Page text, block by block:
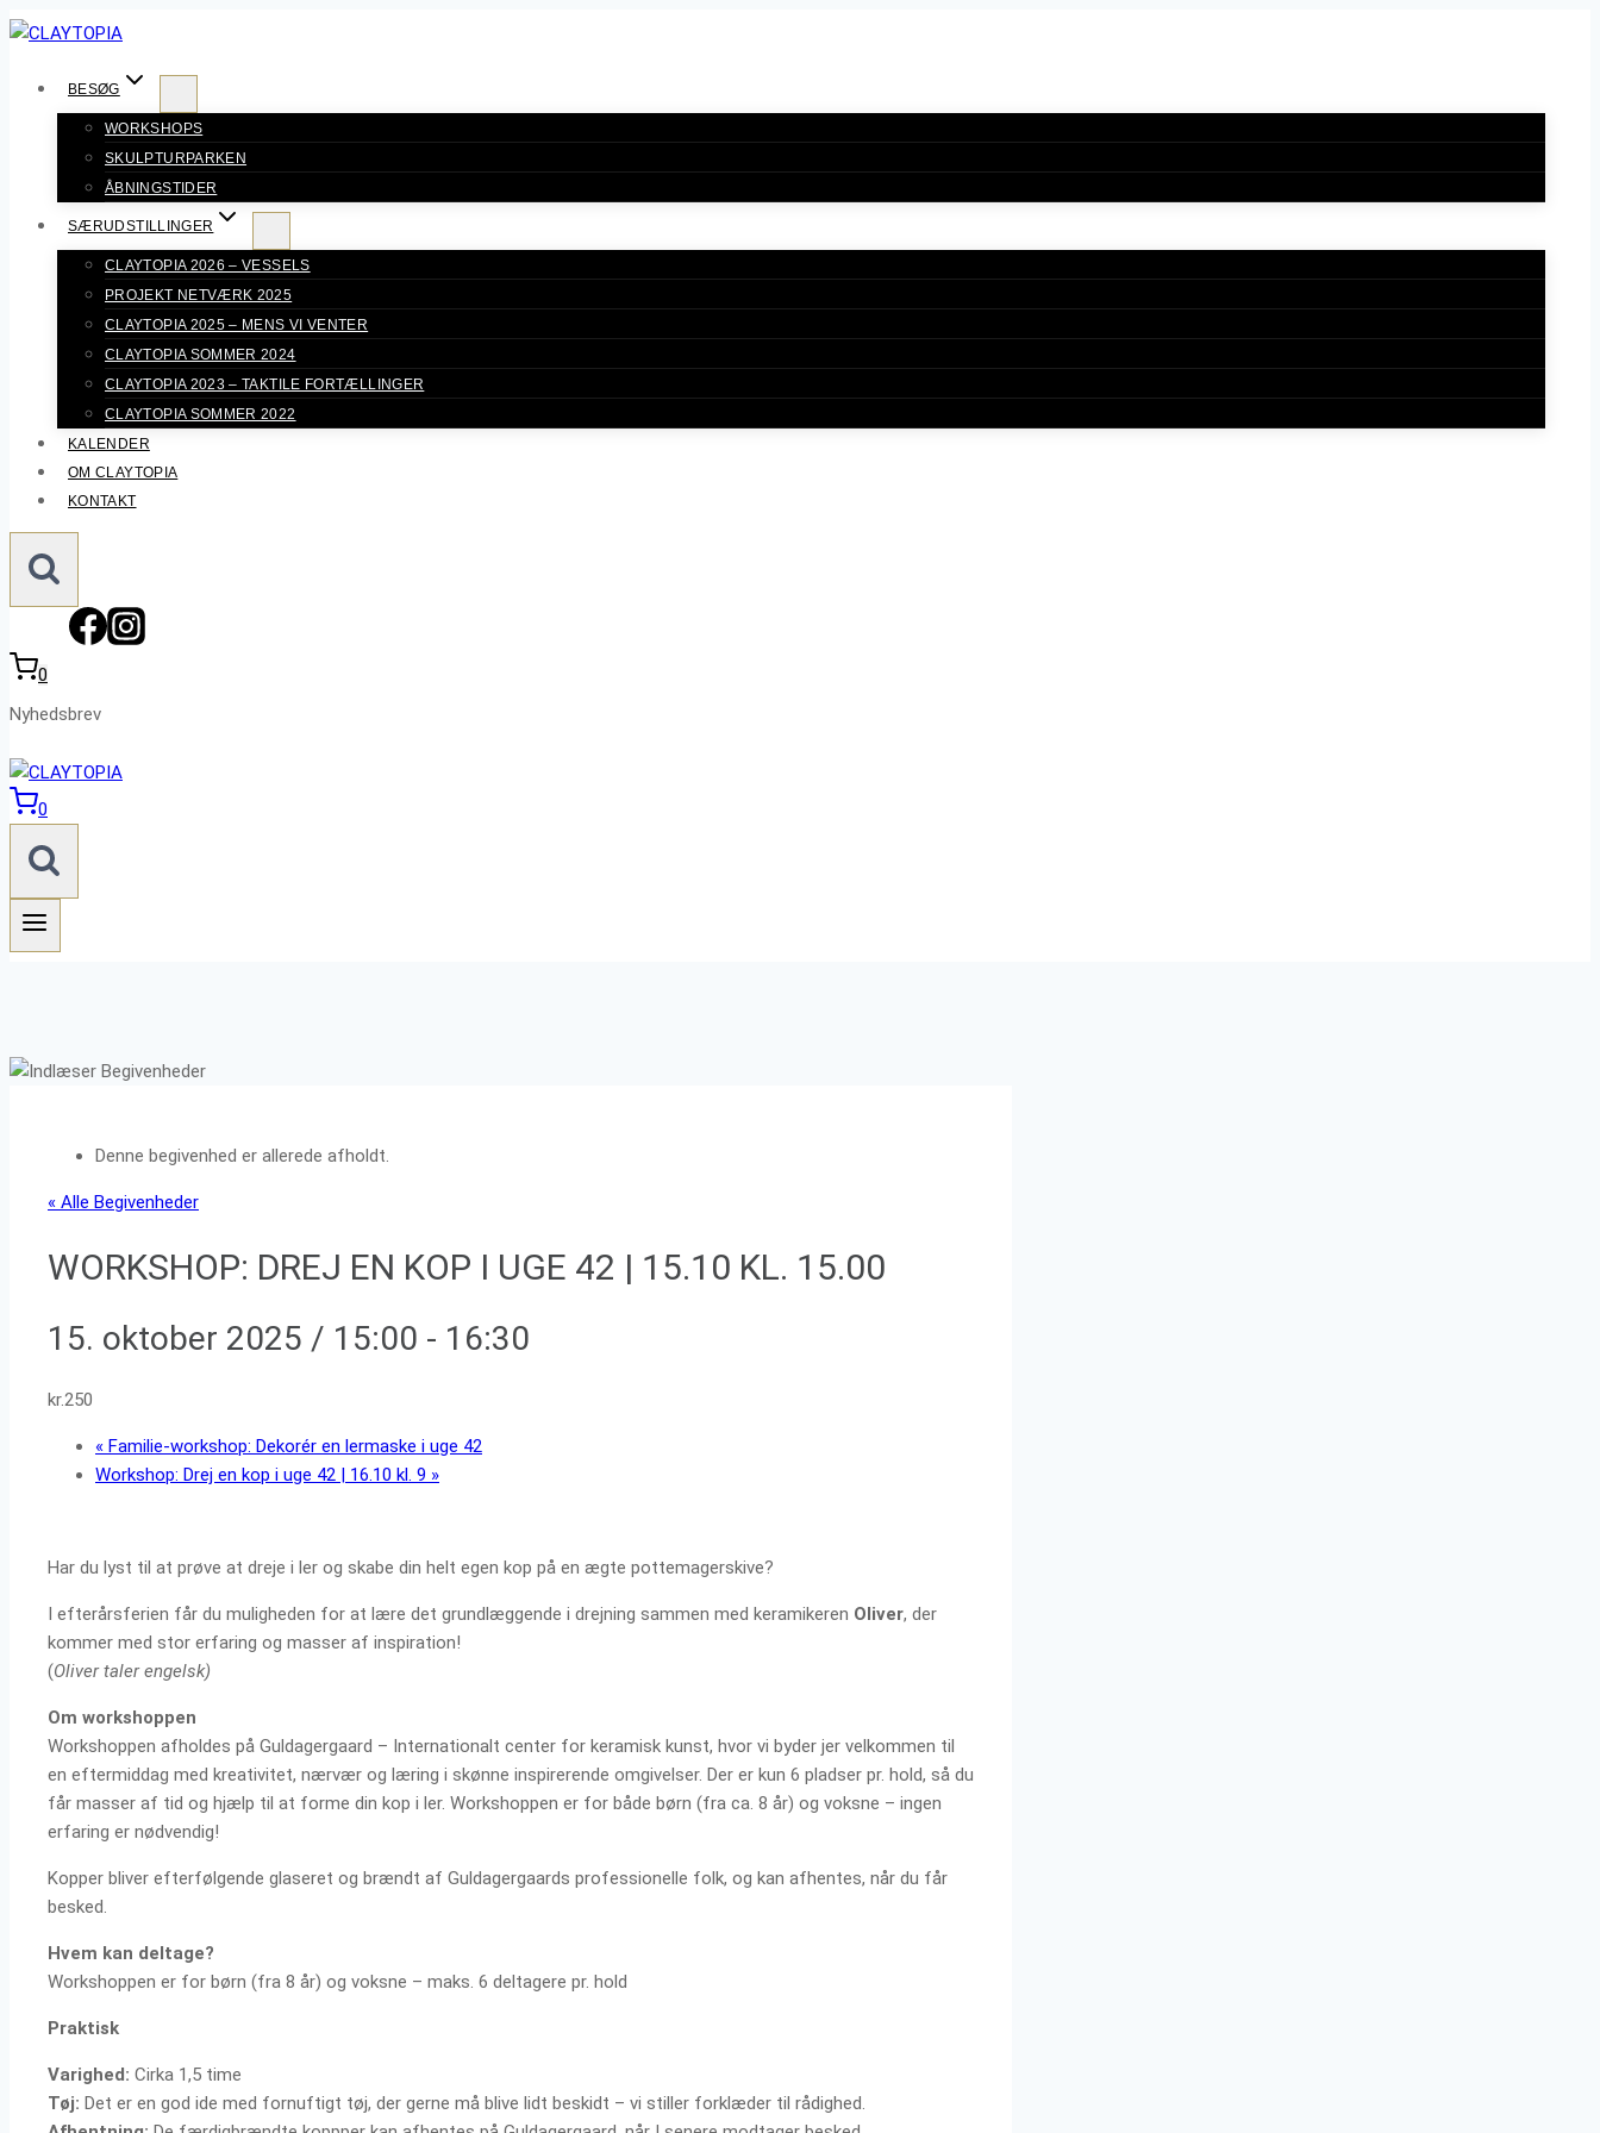
Fortsæt
BESØG
WORKSHOPS
SKULPTURPARKEN
ÅBNINGSTIDER
SÆRUDSTILLINGER
CLAYTOPIA 2026 – VESSELS
PROJEKT NETVÆRK 2025
CLAYTOPIA 2025 – MENS VI VENTER
CLAYTOPIA SOMMER 2024
CLAYTOPIA 2023 – TAKTILE FORTÆLLINGER
CLAYTOPIA SOMMER 2022
KALENDER
OM CLAYTOPIA
KONTAKT
0
Nyhedsbrev
0
Denne begivenhed er allerede afholdt.
« Alle Begivenheder
WORKSHOP: DREJ EN KOP I UGE 42 | 15.10 KL. 15.00
15. oktober 2025 / 15:00 - 16:30
kr.250
« Familie-workshop: Dekorér en lermaske i uge 42
Workshop: Drej en kop i uge 42 | 16.10 kl. 9 »
Har du lyst til at prøve at dreje i ler og skabe din helt egen kop på en ægte pottemagerskive?
I efterårsferien får du muligheden for at lære det grundlæggende i drejning sammen med keramikeren Oliver, der
kommer med stor erfaring og masser af inspiration!
(Oliver taler engelsk)
Om workshoppen
Workshoppen afholdes på Guldagergaard – Internationalt center for keramisk kunst, hvor vi byder jer velkommen til
en eftermiddag med kreativitet, nærvær og læring i skønne inspirerende omgivelser. Der er kun 6 pladser pr. hold, så du
får masser af tid og hjælp til at forme din kop i ler. Workshoppen er for både børn (fra ca. 8 år) og voksne – ingen
erfaring er nødvendig!
Kopper bliver efterfølgende glaseret og brændt af Guldagergaards professionelle folk, og kan afhentes, når du får
besked.
Hvem kan deltage?
Workshoppen er for børn (fra 8 år) og voksne – maks. 6 deltagere pr. hold
Praktisk
Varighed: Cirka 1,5 time
Tøj: Det er en god ide med fornuftigt tøj, der gerne må blive lidt beskidt – vi stiller forklæder til rådighed.